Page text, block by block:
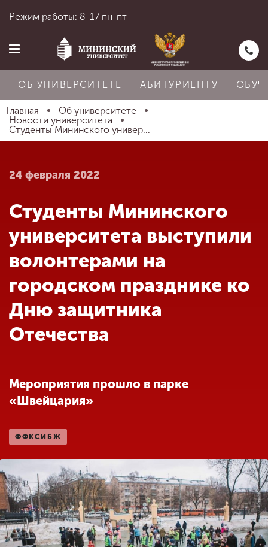
Главная
Абитуриенту
Обучение
Наука
Другие виды
Студенческая жизнь
Сведения об
образовательной
организации
Режим работы: 8-17 пн-пт
ОБ УНИВЕРСИТЕТЕ АБИТУРИЕНТУ
Главная
Об университете
Новости университета
Студенты Мининского универ...
24 февраля 2022
Студенты Мининского
университета выступили
волонтерами на
городском празднике ко
Дню защитника
Отечества
Мероприятия прошло в парке
«Швейцария»
ФФКСИБЖ